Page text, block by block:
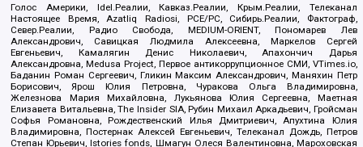
Голос Америки, Idel.Реалии, Кавказ.Реалии, Крым.Реалии, Телеканал
Настоящее Время, Azatliq Radiosi, PCE/PC, Сибирь.Реалии, Фактограф,
Север.Реалии, Радио Свобода, MEDIUM-ORIENT, Пономарев Лев
Александрович, Савицкая Людмила Алексеевна, Маркелов Сергей
Евгеньевич, Камалягин Денис Николаевич, Апахончич Дарья
Александровна, Medusa Project, Первое антикоррупционное СМИ, VTimes.io,
Баданин Роман Сергеевич, Гликин Максим Александрович, Маняхин Петр
Борисович, Ярош Юлия Петровна, Чуракова Ольга Владимировна,
Железнова Мария Михайловна, Лукьянова Юлия Сергеевна, Маетная
Елизавета Витальевна, The Insider SIA, Рубин Михаил Аркадьевич, Гройсман
Софья Романовна, Рождественский Илья Дмитриевич, Апухтина Юлия
Владимировна, Постернак Алексей Евгеньевич, Телеканал Дождь, Петров
Степан Юрьевич, Istories fonds, Шмагун Олеся Валентиновна, Мароховская